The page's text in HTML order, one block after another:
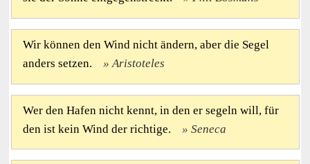
Wir können den Wind nicht ändern, aber die Segel
anders setzen.
Aristoteles
Wer den Hafen nicht kennt, in den er segeln will, für
den ist kein Wind der richtige.
Seneca